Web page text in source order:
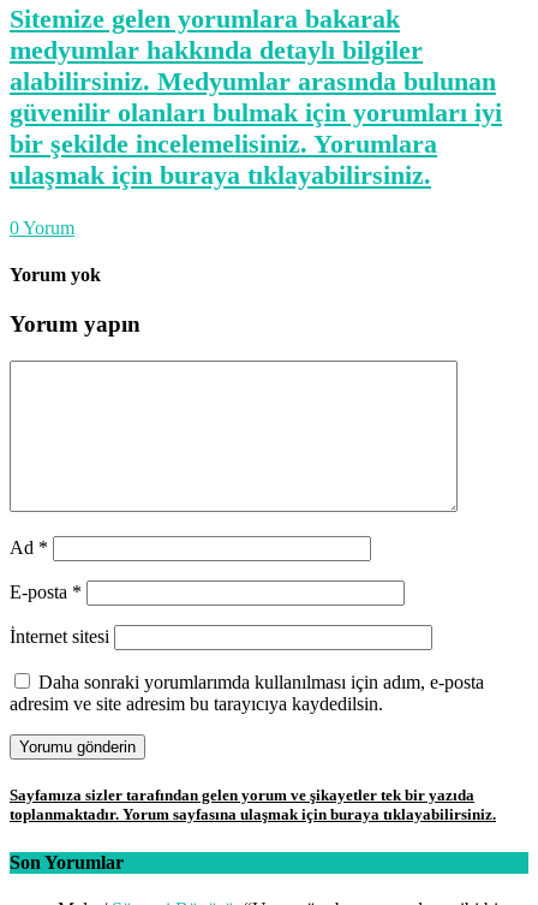
Sitemize gelen yorumlara bakarak
medyumlar hakkında detaylı bilgiler
alabilirsiniz. Medyumlar arasında bulunan
güvenilir olanları bulmak için yorumları iyi
bir şekilde incelemelisiniz. Yorumlara
ulaşmak için buraya tıklayabilirsiniz.
0Yorum
Yorum yok
Yorum yapın
Ad *
E-posta *
İnternet sitesi
Daha sonraki yorumlarımda kullanılması için adım, e-posta
adresim ve site adresim bu tarayıcıya kaydedilsin.
Sayfamıza sizler tarafından gelen yorum ve şikayetler tek bir yazıda
toplanmaktadır. Yorum sayfasına ulaşmak için buraya tıklayabilirsiniz.
Son Yorumlar